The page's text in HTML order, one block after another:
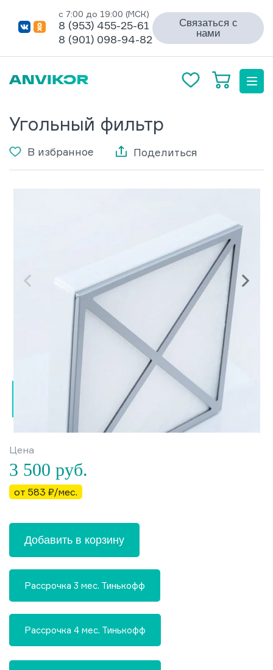
с 7:00 до 19:00 (МСК)
8 (953) 455-25-61
8 (901) 098-94-82
Связаться с
нами
Угольный фильтр
В избранное Поделиться
Цена
3 500 руб.
от 583 ₽/мес.
Добавить в корзину
Рассрочка 3 мес. Тинькофф
Рассрочка 4 мес. Тинькофф